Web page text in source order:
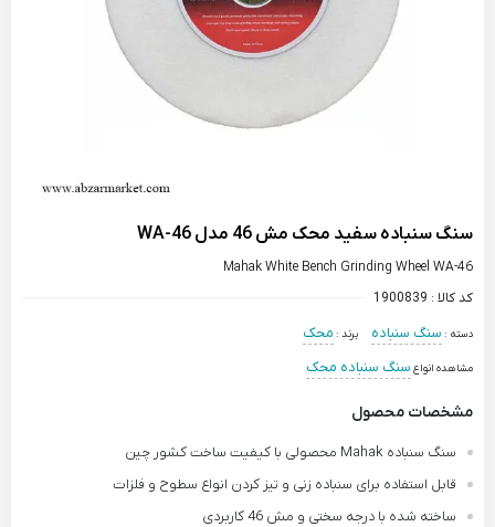
سنگ سنباده سفید محک مش 46 مدل WA-46
Mahak White Bench Grinding Wheel WA-46
کد کالا : 1900839
دسته : سنگ سنباده برند : محک
مشاهده انواع سنگ سنباده محک
مشخصات محصول
سنگ سنباده Mahak محصولی با کیفیت ساخت کشور چین
قابل استفاده برای سنباده زنی و تیز کردن انواع سطوح و فلزات
ساخته شده با درجه سختی و مش 46 کاربردی